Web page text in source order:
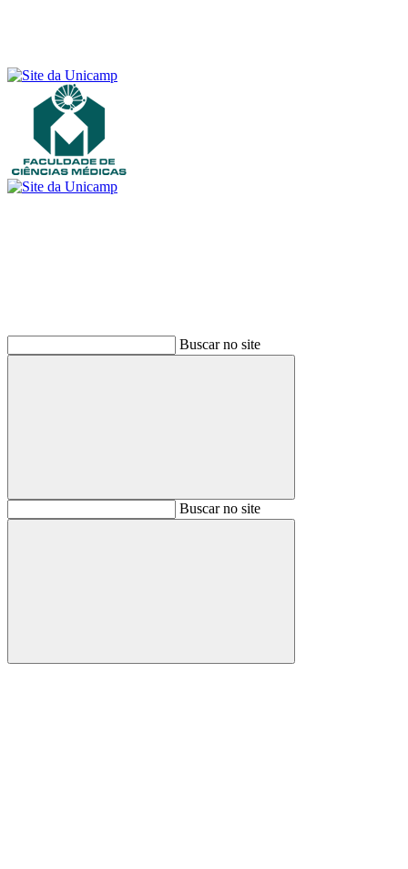
Buscar no site
BuscarBuscar no site
Buscar